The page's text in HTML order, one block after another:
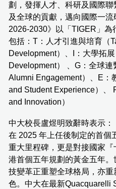
劃，發揮人才、科研及國際
及全球的貢獻，邁向國際一
2026-2030》以「TIGER」為
包括：T：人才引進與培育（
Development）、I：大學拓展
Development） 、G：全球
Alumni Engagement）、E：
and Student Experience）、
and Innovation）
中大校長盧煜明致辭時表示
在 2025 年上任後制定的首個
重大里程碑，更是對接國家
港首個五年規劃的黃金五年
技變革正重塑全球格局，亦
色。中大在最新Quacquarelli